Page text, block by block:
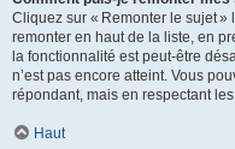
Cliquez sur « Remonter le sujet
remonter en haut de la liste, en
la fonctionnalité est peut-être
n’est pas encore atteint. Vous
répondant, mais en respectant
Haut